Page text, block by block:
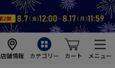
店舗情報 カテゴリー カート メニュー